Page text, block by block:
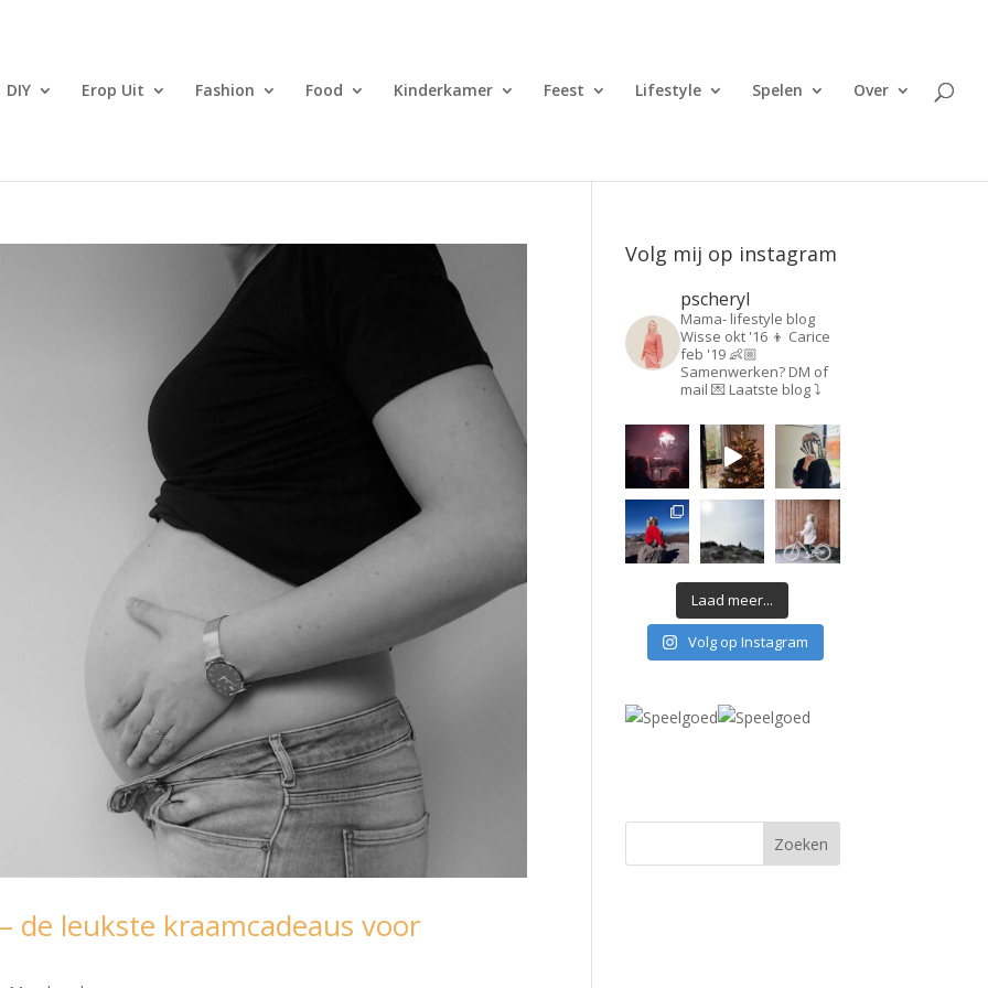
DIY Erop Uit Fashion Food Kinderkamer Feest Lifestyle Spelen Over
de leukste kraamcadeaus voor
Volg mij op instagram
pscheryl
Mama- lifestyle blog
Wisse okt '16 👦 Carice
feb '19 👶🏼
Samenwerken? DM of
mail 💌 Laatste blog ⤵️
Laad meer...
Volg op Instagram